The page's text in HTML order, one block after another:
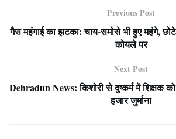
Previous Post
गैस महंगाई का झटका: चाय-समोसे भी हुए महंगे,
कोयले पर
Next Post
Dehradun News: किशोरी से दुष्कर्म में शिक्षक
हजार जुर्माना